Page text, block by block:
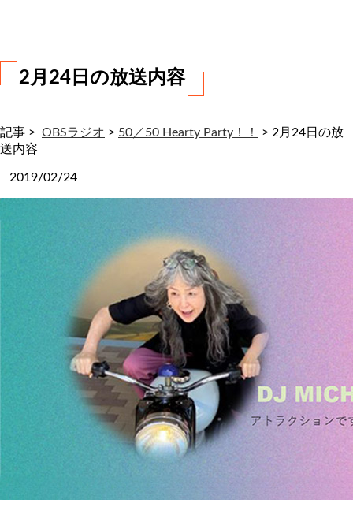
2月24日の放送内容
記事 > OBSラジオ > 50／50 Hearty Party！！ > 2月24日の放
送内容
2019/02/24